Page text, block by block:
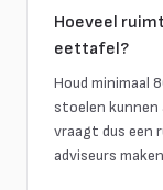
Hoeveel
eettafel?
Houd minimaal
stoelen kunnen
vraagt dus een
adviseurs